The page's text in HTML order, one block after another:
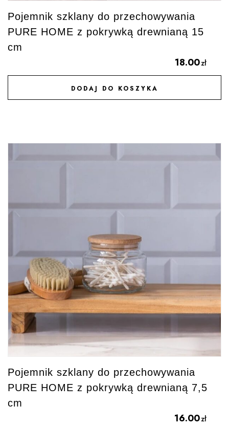
Pojemnik szklany do przechowywania
PURE HOME z pokrywką drewnianą 15
cm
18.00zł
DODAJ DO KOSZYKA
DODAJ DO ULUBIONYCH
Pojemnik szklany do przechowywania
PURE HOME z pokrywką drewnianą 7,5
cm
16.00zł